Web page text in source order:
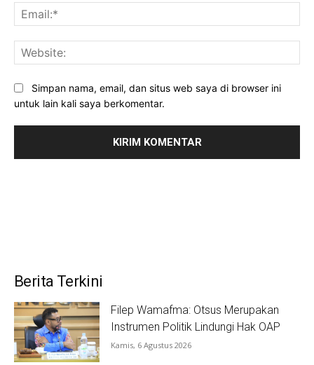
Simpan nama, email, dan situs web saya di browser ini
untuk lain kali saya berkomentar.
Berita Terkini
Filep Wamafma: Otsus Merupakan
Instrumen Politik Lindungi Hak OAP
Kamis, 6 Agustus 2026